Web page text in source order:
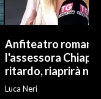
Anfiteatro romano
l'assessora
ritardo, riaprirà nel
Luca Neri